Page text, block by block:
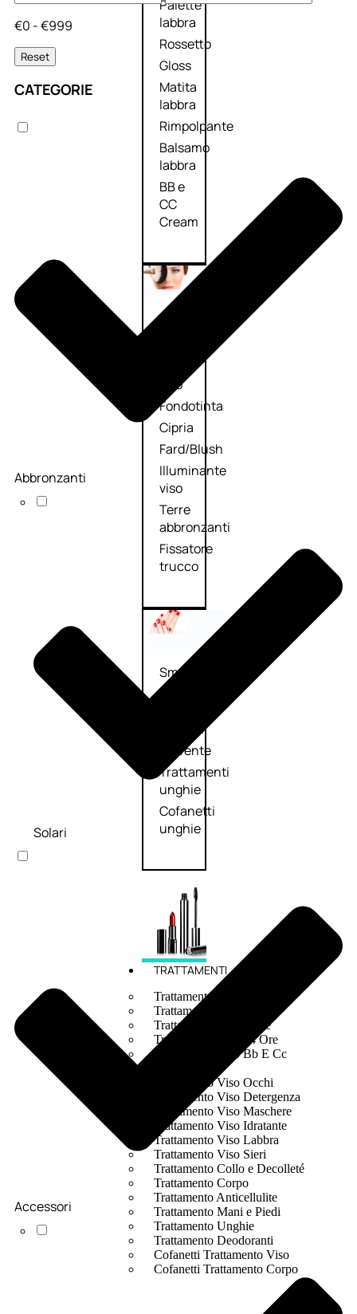
Palette
labbra
Rossetto
Gloss
Matita
labbra
Rimpolpante
Balsamo
labbra
BB e
CC
Cream
Primer
viso
Fondotinta
Cipria
Fard/Blush
Illuminante
viso
Terre
abbronzanti
Fissatore
trucco
Smalto
Smalto
speciali
Solvente
Trattamenti
unghie
Cofanetti
unghie
TRATTAMENTI
Trattamento Viso Antieta
Trattamento Viso Giorno
Trattamento Viso Notte
Trattamento Viso 24 Ore
Trattamento Viso Bb E Cc
Trattamento Viso Occhi
Trattamento Viso Detergenza
Trattamento Viso Maschere
Trattamento Viso Idratante
Trattamento Viso Labbra
Trattamento Viso Sieri
Trattamento Collo e Decolleté
Trattamento Corpo
Trattamento Anticellulite
Trattamento Mani e Piedi
Trattamento Unghie
Trattamento Deodoranti
Cofanetti Trattamento Viso
Cofanetti Trattamento Corpo
€0 - €999
Reset
CATEGORIE
Abbronzanti
Solari
Accessori